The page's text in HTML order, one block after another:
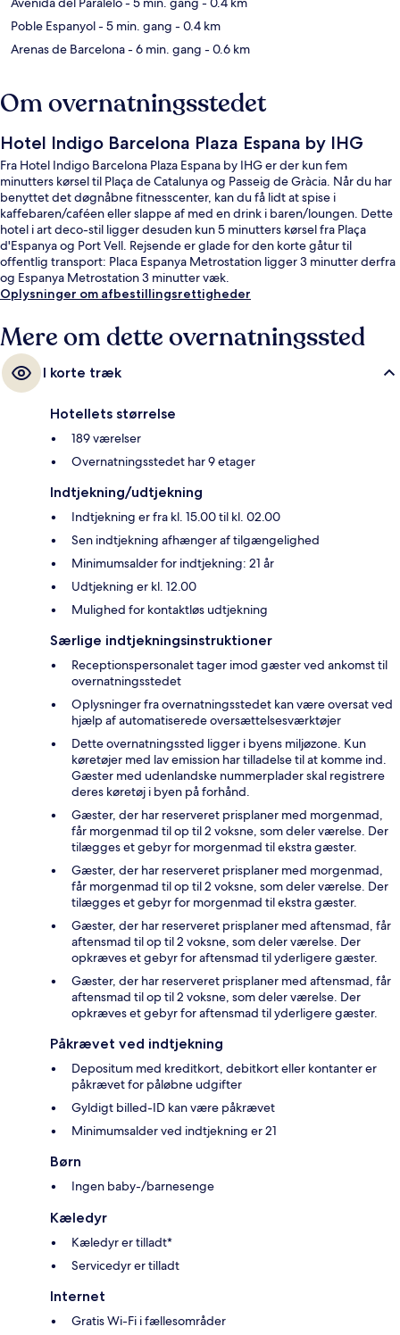
Poble Espanyol- 5 min. gang - 0.4 km
Arenas de Barcelona- 6 min. gang - 0.6 km
Om overnatningsstedet
Hotel Indigo Barcelona Plaza Espana by IHG
Fra Hotel Indigo Barcelona Plaza Espana by IHG er der kun fem
minutters kørsel til Plaça de Catalunya og Passeig de Gràcia. Når du har
benyttet det døgnåbne fitnesscenter, kan du få lidt at spise i
kaffebaren/caféen eller slappe af med en drink i baren/loungen. Dette
hotel i art deco-stil ligger desuden kun 5 minutters kørsel fra Plaça
d'Espanya og Port Vell. Rejsende er glade for den korte gåtur til
offentlig transport: Placa Espanya Metrostation ligger 3 minutter derfra
og Espanya Metrostation 3 minutter væk.
Oplysninger om afbestillingsrettigheder
Mere om dette overnatningssted
I korte træk
Hotellets størrelse
189 værelser
Overnatningsstedet har 9 etager
Indtjekning/udtjekning
Indtjekning er fra kl. 15.00 til kl. 02.00
Sen indtjekning afhænger af tilgængelighed
Minimumsalder for indtjekning: 21 år
Udtjekning er kl. 12.00
Mulighed for kontaktløs udtjekning
Særlige indtjekningsinstruktioner
Receptionspersonalet tager imod gæster ved ankomst til
overnatningsstedet
Oplysninger fra overnatningsstedet kan være oversat ved
hjælp af automatiserede oversættelsesværktøjer
Dette overnatningssted ligger i byens miljøzone. Kun
køretøjer med lav emission har tilladelse til at komme ind.
Gæster med udenlandske nummerplader skal registrere
deres køretøj i byen på forhånd.
Gæster, der har reserveret prisplaner med morgenmad,
får morgenmad til op til 2 voksne, som deler værelse. Der
tilægges et gebyr for morgenmad til ekstra gæster.
Gæster, der har reserveret prisplaner med morgenmad,
får morgenmad til op til 2 voksne, som deler værelse. Der
tilægges et gebyr for morgenmad til ekstra gæster.
Gæster, der har reserveret prisplaner med aftensmad, får
aftensmad til op til 2 voksne, som deler værelse. Der
opkræves et gebyr for aftensmad til yderligere gæster.
Gæster, der har reserveret prisplaner med aftensmad, får
aftensmad til op til 2 voksne, som deler værelse. Der
opkræves et gebyr for aftensmad til yderligere gæster.
Påkrævet ved indtjekning
Depositum med kreditkort, debitkort eller kontanter er
påkrævet for påløbne udgifter
Gyldigt billed-ID kan være påkrævet
Minimumsalder ved indtjekning er 21
Børn
Ingen baby-/barnesenge
Kæledyr
Kæledyr er tilladt*
Servicedyr er tilladt
Internet
Gratis Wi-Fi i fællesområder